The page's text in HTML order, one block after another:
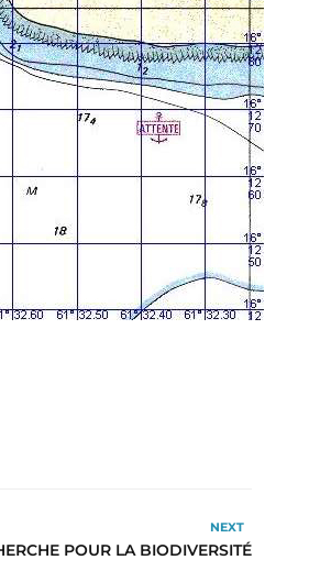
NEXT
POUR LA BIODIVERSITÉ